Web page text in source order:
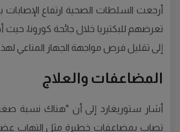
أرجعت السلطات الصحية ارتفاع الإصابات
تعرضهم للبكتيريا خلال جائحة كورونا، حيث
إلى تقليل فرص مواجهة الجهاز المناعي لهذا
المضاعفات والعلاج
أشار ستوريغارد إلى أن "هناك نسبة
تصاب بمضاعفات خطيرة مثل التهاب